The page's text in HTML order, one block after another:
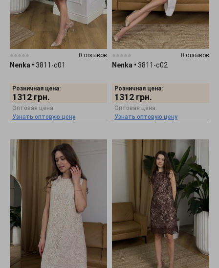
0 отзывов
Nenka • 3811-c01
Розничная цена:
1312 грн.
Оптовая цена:
Узнать оптовую цену
0 отзывов
Nenka • 3811-c02
Розничная цена:
1312 грн.
Оптовая цена:
Узнать оптовую цену